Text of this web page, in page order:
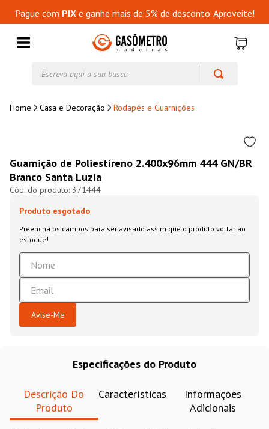
Pague com PIXe ganhe mais de 5% de desconto. Aproveite!
Casa e Decoração Rodapés e Guarnições
Guarnição de Poliestireno 2.400x96mm 444 GN/BR
Branco Santa Luzia
371444
Especificações do Produto
Descrição Do
Produto
Características
Informações
Adicionais